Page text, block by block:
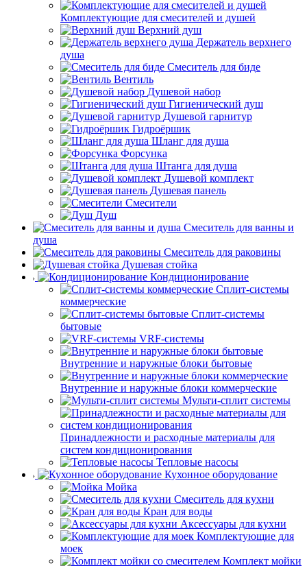
Комплектующие для смесителей и душей
Верхний душ
Держатель верхнего
душа
Смеситель для биде
Вентиль
Душевой набор
Гигиенический душ
Душевой гарнитур
Гидроёршик
Шланг для душа
Форсунка
Штанга для душа
Душевой комплект
Душевая панель
Смесители
Душ
Смеситель для ванны и
душа
Смеситель для раковины
Душевая стойка
Кондиционирование
Сплит-системы
коммерческие
Сплит-системы
бытовые
VRF-системы
Внутренние и наружные блоки бытовые
Внутренние и наружные блоки коммерческие
Мульти-сплит системы
Принадлежности и расходные материалы для
систем кондиционирования
Тепловые насосы
Кухонное оборудование
Мойка
Смеситель для кухни
Кран для воды
Аксессуары для кухни
Комплектующие для
моек
Комплект мойки